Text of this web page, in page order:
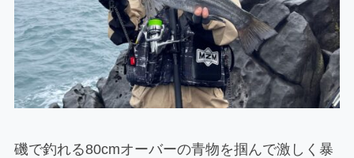
磯で釣れる80cmオーバーの青物を掴んで激しく暴